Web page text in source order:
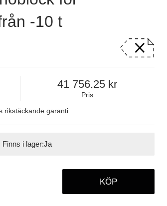
-10 t
Pris
41 756.25
rikstäckande garanti
Finns i lager:Ja
KÖP